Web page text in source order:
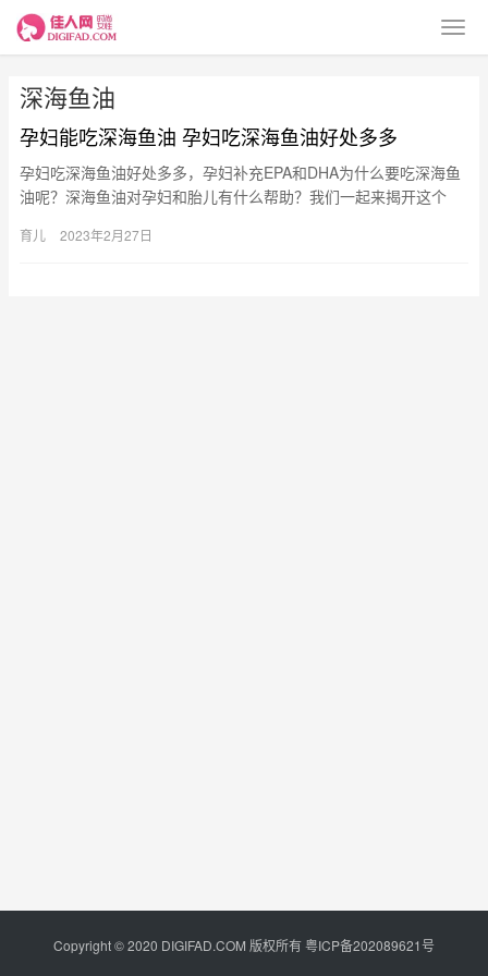
深海鱼油
孕妇能吃深海鱼油 孕妇吃深海鱼油好处多多
孕妇吃深海鱼油好处多多，孕妇补充EPA和DHA为什么要吃深海鱼
油呢？深海鱼油对孕妇和胎儿有什么帮助？我们一起来揭开这个
育儿 2023年2月27日
Copyright © 2020 DIGIFAD.COM 版权所有粤ICP备202089621号